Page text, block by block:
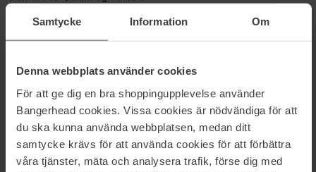
Samtycke Information Om
Denna webbplats använder cookies
För att ge dig en bra shoppingupplevelse använder
Bangerhead cookies. Vissa cookies är nödvändiga för att
du ska kunna använda webbplatsen, medan ditt
samtycke krävs för att använda cookies för att förbättra
våra tjänster, mäta och analysera trafik, förse dig med
Le Parfum
Hjerte: Roseessens
Den ikoniske glassflasken har Chloés karakteristiske plisserte
design - nå raffinert med en gylden lakkert finish og et dypt
burgunderrødt bånd rundt flaskehalsen - en feminin og unik hyllest
til merkets tidløse estetikk.